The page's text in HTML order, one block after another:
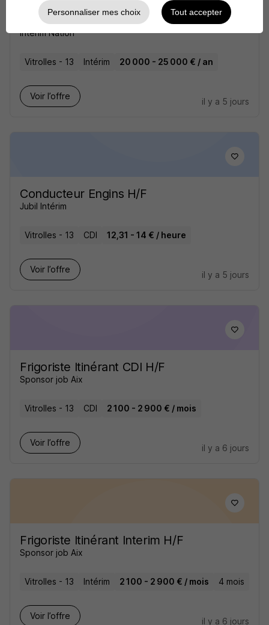
Maçon VRD H/F
Intérim Nation
Vitrolles - 13 Intérim 20 000 - 25 000 € / an
Voir l’offre
il y a 5 jours
Conducteur Engins H/F
Jubil Intérim
Vitrolles - 13 CDI 12,31 - 14 € / heure
Voir l’offre
il y a 5 jours
Frigoriste Itinérant CDI H/F
Sponsor job Aix
Vitrolles - 13 CDI 2 100 - 2 900 € / mois
Voir l’offre
il y a 6 jours
Frigoriste Itinérant Interim H/F
Sponsor job Aix
Vitrolles - 13 Intérim 2 100 - 2 900 € / mois 4 mois
Voir l’offre
il y a 6 jours
Personnaliser mes choix Tout accepter